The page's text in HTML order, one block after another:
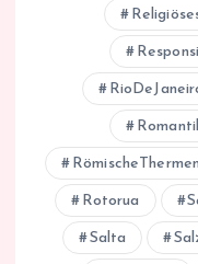
RömischeThermen
Rotorua
Salta